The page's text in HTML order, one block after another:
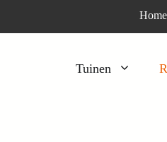
Home
Tuinen